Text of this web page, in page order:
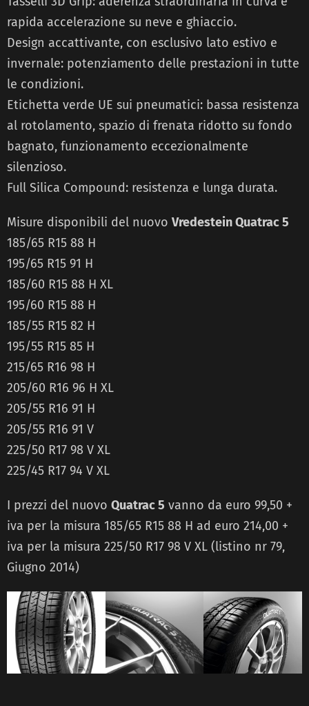
rapida accelerazione su neve e ghiaccio.
Design accattivante, con esclusivo lato estivo e
invernale: potenziamento delle prestazioni in tutte
le condizioni.
Etichetta verde UE sui pneumatici: bassa resistenza
al rotolamento, spazio di frenata ridotto su fondo
bagnato, funzionamento eccezionalmente
silenzioso.
Full Silica Compound: resistenza e lunga durata.
Misure disponibili del nuovo Vredestein Quatrac 5
185/65 R15 88 H
195/65 R15 91 H
185/60 R15 88 H XL
195/60 R15 88 H
185/55 R15 82 H
195/55 R15 85 H
215/65 R16 98 H
205/60 R16 96 H XL
205/55 R16 91 H
205/55 R16 91 V
225/50 R17 98 V XL
225/45 R17 94 V XL
I prezzi del nuovo Quatrac 5 vanno da euro 99,50 +
iva per la misura 185/65 R15 88 H ad euro 214,00 +
iva per la misura 225/50 R17 98 V XL (listino nr 79,
Giugno 2014)